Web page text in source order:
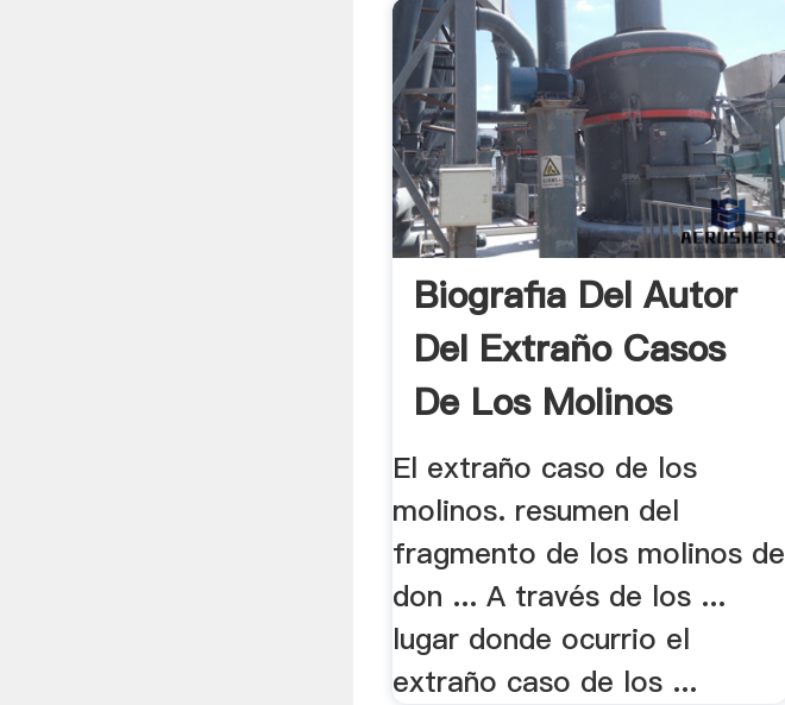
Biografia Del Autor
Del Extraño Casos
De Los Molinos
El extraño caso de los
molinos. resumen del
fragmento de los molinos de
don ... A través de los ...
lugar donde ocurrio el
extraño caso de los ...